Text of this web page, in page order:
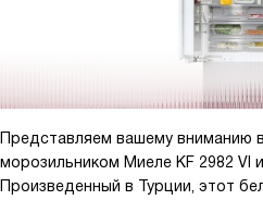
Представляем вашему вниманию
морозильником Миеле KF 2982 VI
Произведенный в Турции, этот